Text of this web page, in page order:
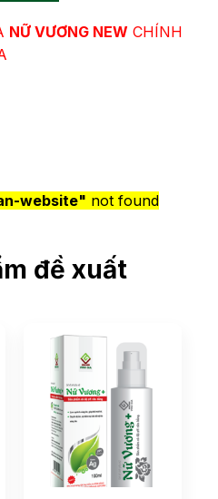
NỮ VƯƠNG NEW CHÍNH
website" not found
đề xuất